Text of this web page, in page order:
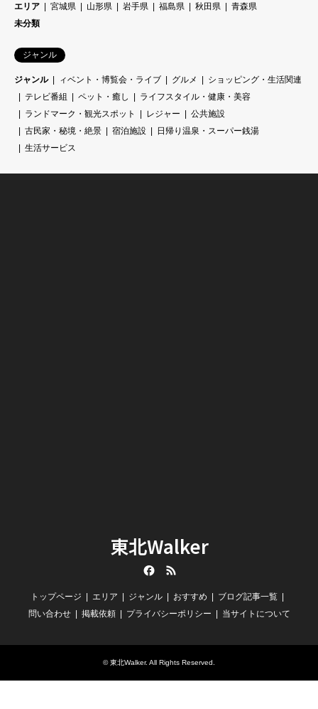
エリア 宮城県 山形県 岩手県 福島県 秋田県
青森県
未分類
ジャンル
ジャンル ィベント・博覧会・ライブ グルメ
ショッピング・生活関連
テレビ番組
ペット・癒し
ライフスタイル・健康・美容
ランドマーク・観光スポット
レジャー
公共施設
古民家・秘境・絶景
宿泊施設
日帰り温泉・スーパー銭湯
生活サービス
東北Walker
トップページ エリア ジャンル おすすめ
ブログ記事一覧
問い合わせ
掲載依頼 プライバシーポリシー 当サイトについて
©東北Walker. All Rights Reserved.